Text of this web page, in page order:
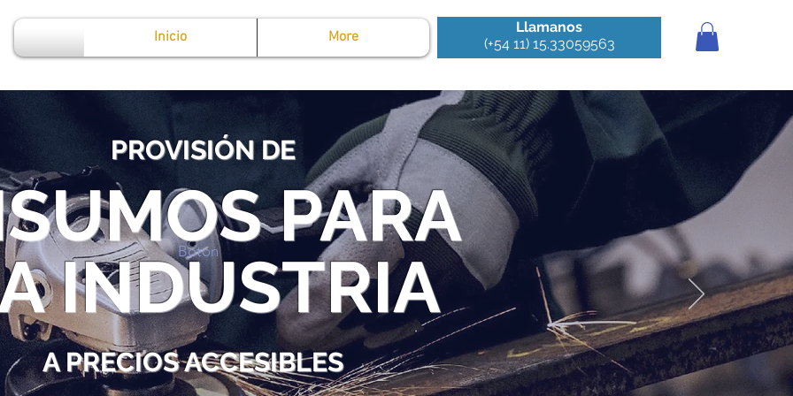
Inicio More
Llamanos
(+54 11) 15.33059563
PROVISIÓN DE
PARA
INDUSTRIA
A PRECIOS ACCESIBLES
Botón